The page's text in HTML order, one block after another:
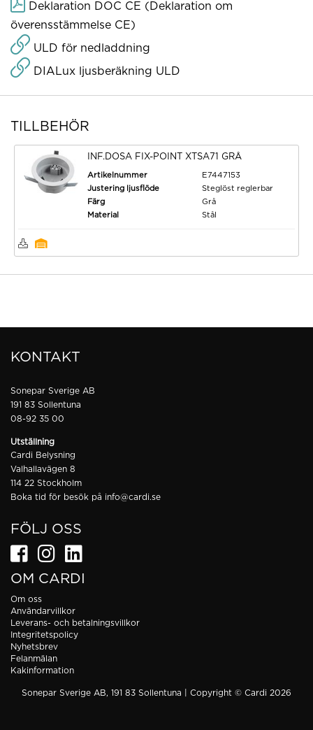
Deklaration DOC CE (Deklaration om
överensstämmelse CE)
ULD för nedladdning
DIALux ljusberäkning ULD
TILLBEHÖR
INF.DOSA FIX-POINT XTSA71 GRÅ
Artikelnummer
E7447153
Justering ljusflöde
Steglöst reglerbar
Färg
Grå
Material
Stål
KONTAKT
Sonepar Sverige AB
191 83 Sollentuna
08-92 35 00
Utställning
Cardi Belysning
Valhallavägen 8
114 22 Stockholm
Boka tid för besök på info@cardi.se
FÖLJ OSS
OM CARDI
Om oss
Användarvillkor
Leverans- och betalningsvillkor
Integritetspolicy
Nyhetsbrev
Felanmälan
Kakinformation
Sonepar Sverige AB, 191 83 Sollentuna | Copyright © Cardi 2026